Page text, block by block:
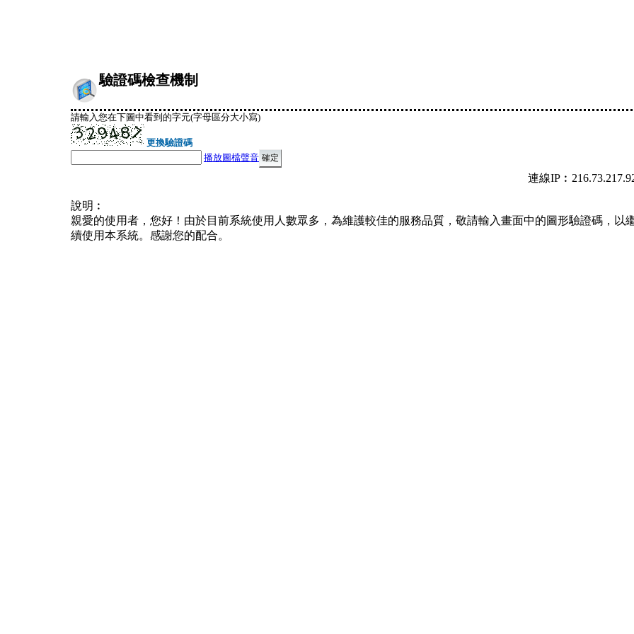
驗證碼檢查機制
請輸入您在下圖中看到的字元(字母區分大小寫)
更換驗證碼
播放圖檔聲音
連線
說明︰
親愛的使用者，您好！由於目前系統使用人數眾多，為維護較佳的服務品質，敬請輸入畫面中的圖形驗證碼，以
續使用本系統。感謝您的配合。